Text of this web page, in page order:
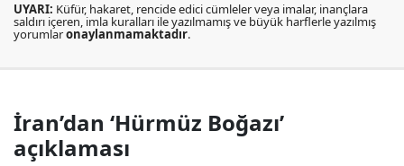
UYARI: Küfür, hakaret, rencide edici cümleler veya imalar, inançlara
saldırı içeren, imla kuralları ile yazılmamış ve büyük harflerle yazılmış
yorumlaronaylanmamaktadır.
İran’dan ‘Hürmüz Boğazı’
açıklaması